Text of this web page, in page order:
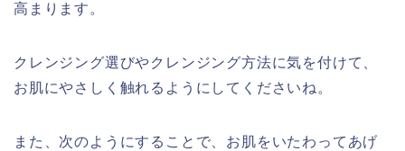
高まります。
クレンジング選びやクレンジング方法に気を付けて、
お肌にやさしく触れるようにしてくださいね。
また、次のようにすることで、お肌をいたわってあげ